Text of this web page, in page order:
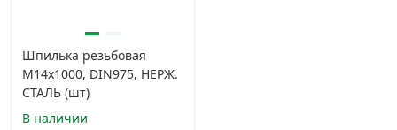
Шпилька резьбовая
М14х1000, DIN975, НЕРЖ.
СТАЛЬ (шт)
В наличии